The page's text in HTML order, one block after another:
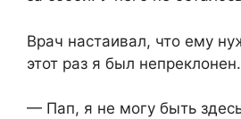
Врач настаивал, что ему
этот раз я был непреклонен.
— Пап, я не могу быть